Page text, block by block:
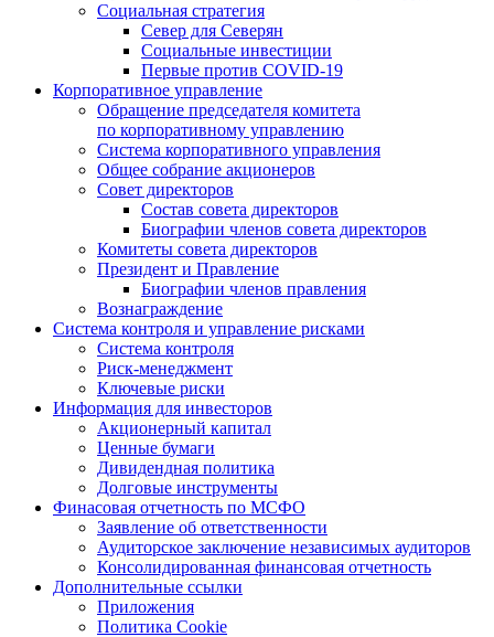
Социальная стратегия
Север для Северян
Социальные инвестиции
Первые против COVID‑19
Корпоративное управление
Обращение председателя комитета
по корпоративному управлению
Система корпоративного управления
Общее собрание акционеров
Совет директоров
Состав совета директоров
Биографии членов совета директоров
Комитеты совета директоров
Президент и Правление
Биографии членов правления
Вознаграждение
Система контроля и управление рисками
Система контроля
Риск-менеджмент
Ключевые риски
Информация для инвесторов
Акционерный капитал
Ценные бумаги
Дивидендная политика
Долговые инструменты
Финасовая отчетность по МСФО
Заявление об ответственности
Аудиторское заключение независимых аудиторов
Консолидированная финансовая отчетность
Дополнительные ссылки
Приложения
Политика Cookie